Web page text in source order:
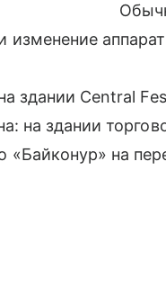
изменение
здании Central
на здании
на